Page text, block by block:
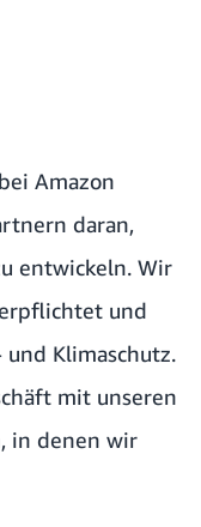
Amazon
daran,
entwickeln. Wir
und
Klimaschutz.
mit unseren
in denen wir